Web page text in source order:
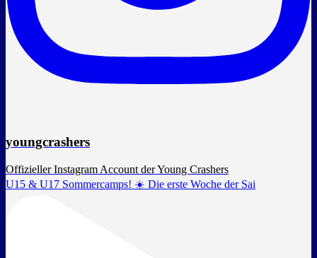
youngcrashers
Offizieller Instagram Account der Young Crashers
U15 & U17 Sommercamps! ☀️ Die erste Woche der Sai